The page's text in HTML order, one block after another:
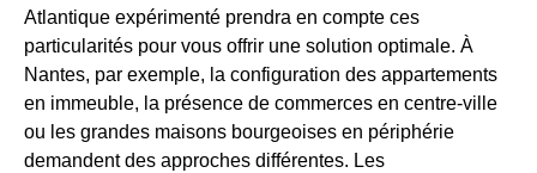
Atlantique expérimenté prendra en compte ces
particularités pour vous offrir une solution optimale. À
Nantes, par exemple, la configuration des appartements
en immeuble, la présence de commerces en centre-ville
ou les grandes maisons bourgeoises en périphérie
demandent des approches différentes. Les